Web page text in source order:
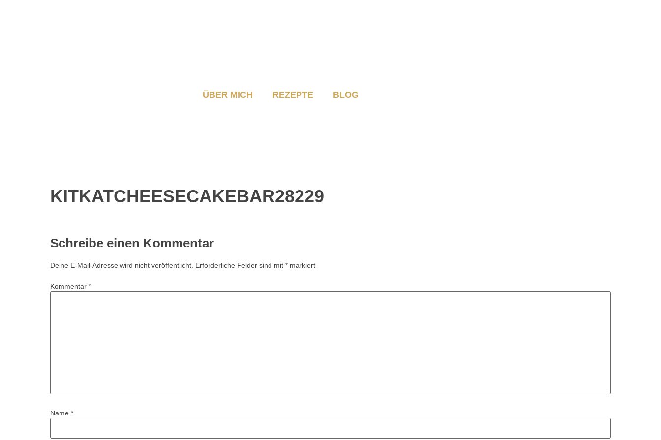
ÜBER MICH REZEPTE BLOG
KITKATCHEESECAKEBAR28229
Schreibe einen Kommentar
Deine E-Mail-Adresse wird nicht veröffentlicht. Erforderliche Felder sind mit * markiert
Kommentar *
Name *